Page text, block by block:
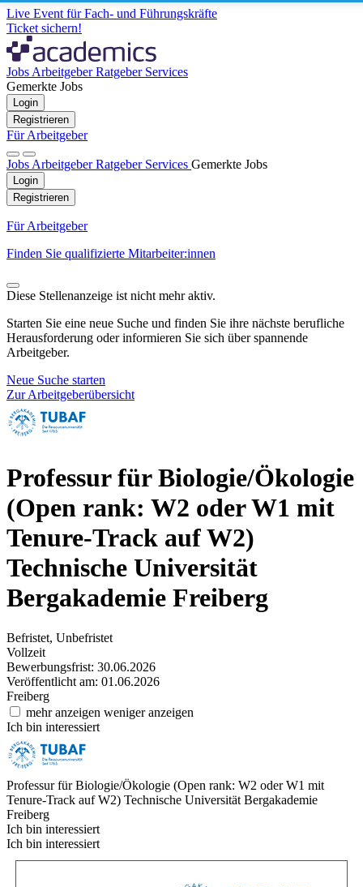
Live Event für Fach- und Führungskräfte
Ticket sichern!
Jobs ArbeitgeberRatgeber Services
Gemerkte Jobs
Login
Registrieren
Für Arbeitgeber
Jobs ArbeitgeberRatgeber Services Gemerkte Jobs
Login
Registrieren
Für Arbeitgeber
Finden Sie qualifizierte Mitarbeiter:innen
Diese Stellenanzeige ist nicht mehr aktiv.
Starten Sie eine neue Suche und finden Sie ihre nächste berufliche
Herausforderung oder informieren Sie sich über spannende
Arbeitgeber.
Neue Suche starten
Zur Arbeitgeberübersicht
Professur für Biologie/Ökologie
(Open rank: W2 oder W1 mit
Tenure-Track auf W2)
Technische Universität
Bergakademie Freiberg
Befristet, Unbefristet
Vollzeit
Bewerbungsfrist: 30.06.2026
Veröffentlicht am: 01.06.2026
Freiberg
mehr anzeigen weniger anzeigen
Ich bin interessiert
Professur für Biologie/Ökologie (Open rank: W2 oder W1 mit
Tenure-Track auf W2) Technische Universität Bergakademie
Freiberg
Ich bin interessiert
Ich bin interessiert